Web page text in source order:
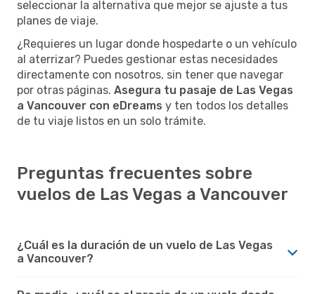
seleccionar la alternativa que mejor se ajuste a tus
planes de viaje.
¿Requieres un lugar donde hospedarte o un vehículo
al aterrizar? Puedes gestionar estas necesidades
directamente con nosotros, sin tener que navegar
por otras páginas. Asegura tu pasaje de Las Vegas
a Vancouver con eDreams y ten todos los detalles
de tu viaje listos en un solo trámite.
Preguntas frecuentes sobre
vuelos de Las Vegas a Vancouver
¿Cuál es la duración de un vuelo de Las Vegas
a Vancouver?